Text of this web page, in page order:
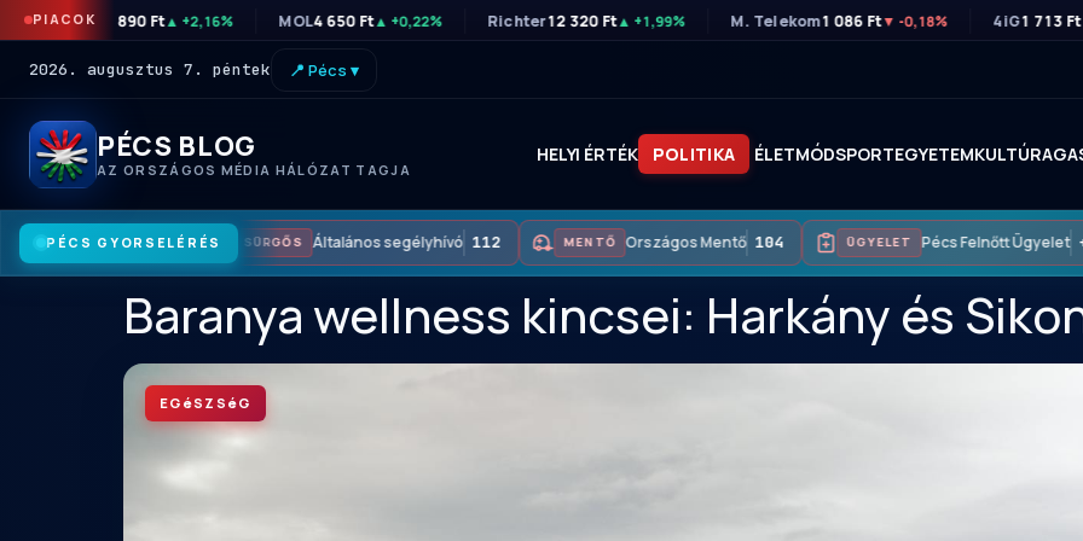
PIACOK
OTP 46 890 Ft▲ +2,16% MOL4 650 Ft▲ +0,22% Richter12 320 Ft▲ +1,99% M. Telekom1 086 Ft▼ -0,18% 4iG1 713 Ft
2026. augusztus 7. péntek 📍 Pécs ▾
PÉCS BLOG
AZ ORSZÁGOS MÉDIA HÁLÓZAT TAGJA
HELYI ÉRTÉK POLITIKA ÉLETMÓDSPORTEGYETEMKULTÚRA
PÉCS GYORSELÉRÉS SÜRGŐS Általános segélyhívó 112 MENTŐ Országos Mentő 104 ÜGYELET Pécs Felnőtt Ügyelet
Baranya wellness kincsei: Harkány és
EGéSZSéG